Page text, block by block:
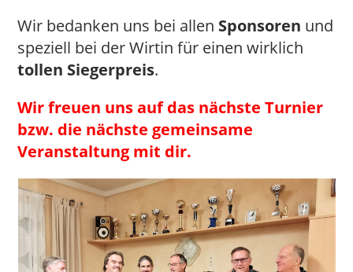
Wir bedanken uns bei allen Sponsoren und
speziell bei der Wirtin für einen wirklich
tollen Siegerpreis.
Wir freuen uns auf das nächste Turnier
bzw. die nächste gemeinsame
Veranstaltung mit dir.